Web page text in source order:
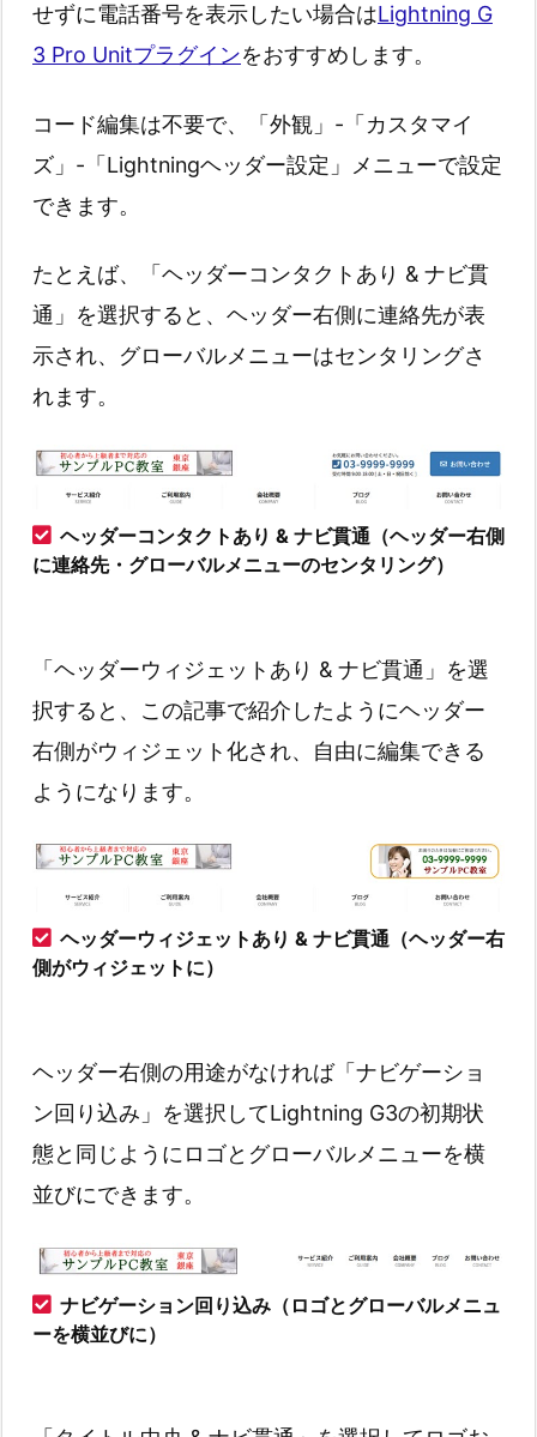
せずに電話番号を表示したい場合はLightning G
3 Pro Unitプラグインをおすすめします。
コード編集は不要で、「外観」-「カスタマイ
ズ」-「Lightningヘッダー設定」メニューで設定
できます。
たとえば、「ヘッダーコンタクトあり & ナビ貫
通」を選択すると、ヘッダー右側に連絡先が表
示され、グローバルメニューはセンタリングさ
れます。
ヘッダーコンタクトあり & ナビ貫通（ヘッダー右側
に連絡先・グローバルメニューのセンタリング）
「ヘッダーウィジェットあり & ナビ貫通」を選
択すると、この記事で紹介したようにヘッダー
右側がウィジェット化され、自由に編集できる
ようになります。
ヘッダーウィジェットあり & ナビ貫通（ヘッダー右
側がウィジェットに）
ヘッダー右側の用途がなければ「ナビゲーショ
ン回り込み」を選択してLightning G3の初期状
態と同じようにロゴとグローバルメニューを横
並びにできます。
ナビゲーション回り込み（ロゴとグローバルメニュ
ーを横並びに）